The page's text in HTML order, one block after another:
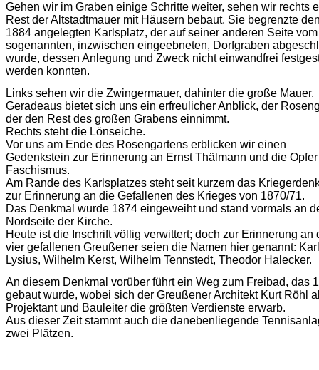
Gehen wir im Graben einige Schritte weiter, sehen wir rechts
Rest der Altstadtmauer mit Häusern bebaut. Sie begrenzte
1884 angelegten Karlsplatz, der auf seiner anderen Seite vom
sogenannten, inzwischen eingeebneten, Dorfgraben
wurde, dessen Anlegung und Zweck nicht einwandfrei
werden konnten.
Links sehen wir die Zwingermauer, dahinter die große Mauer.
Geradeaus bietet sich uns ein erfreulicher Anblick, der
der den Rest des großen Grabens einnimmt.
Rechts steht die Lönseiche.
Vor uns am Ende des Rosengartens erblicken wir einen
Gedenkstein zur Erinnerung an Ernst Thälmann und die
Faschismus.
Am Rande des Karlsplatzes steht seit kurzem das
zur Erinnerung an die Gefallenen des Krieges von 1870/71.
Das Denkmal wurde 1874 eingeweiht und stand vormals an
Nordseite der Kirche.
Heute ist die Inschrift völlig verwittert; doch zur Erinnerung an
vier gefallenen Greußener seien die Namen hier genannt: Karl
Lysius, Wilhelm Kerst, Wilhelm Tennstedt, Theodor Halecker.
An diesem Denkmal vorüber führt ein Weg zum Freibad, das
gebaut wurde, wobei sich der Greußener Architekt Kurt Röhl
Projektant und Bauleiter die größten Verdienste erwarb.
Aus dieser Zeit stammt auch die danebenliegende
zwei Plätzen.